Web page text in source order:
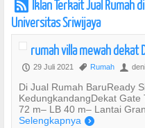
r Iklan Terkait Jual Rumah
Universitas Sriwijaya
rumah villa mewah dekat
P 29 Juli 2021 , Rumah U
Di Jual Rumah BaruReady
KedungkandangDekat Gate
72 m– LB 40 m– Lantai
Selengkapnya )